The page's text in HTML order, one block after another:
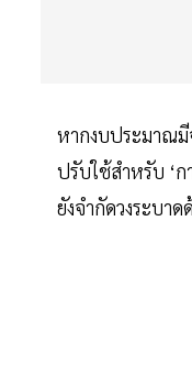
หากงบประมาณมี
ปรับใช้สำหรับ ‘
ยังจำกัดวงระบา